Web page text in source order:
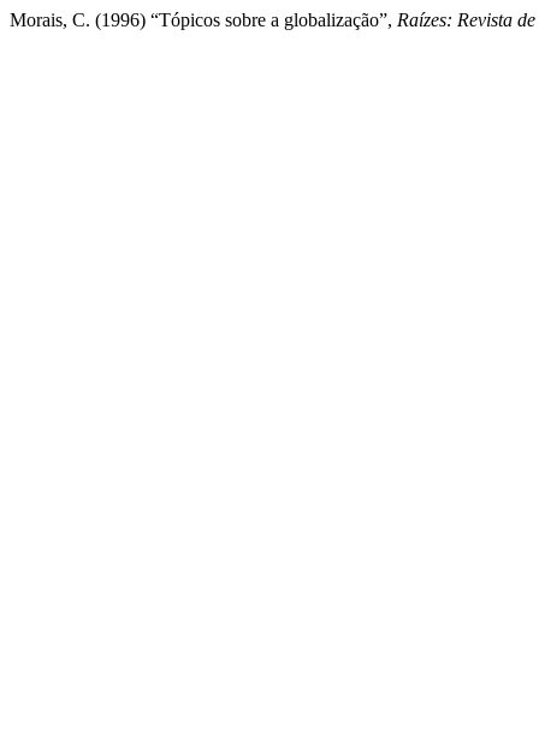
Morais, C. (1996) “Tópicos sobre a globalização”, Raízes: Revista